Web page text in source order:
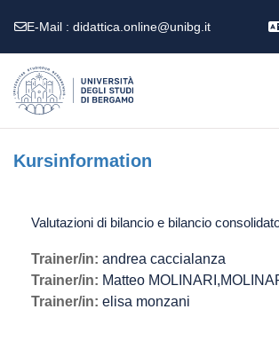
E-Mail : didattica.online@unibg.it
Kursinformation
Valutazioni di bilancio e bilancio
Trainer/in: andrea caccialanza
Trainer/in: Matteo
Trainer/in: elisa monzani